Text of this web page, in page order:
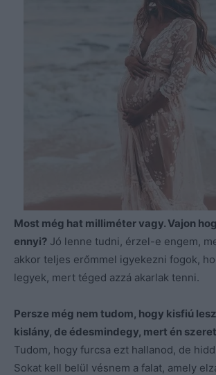
Most még hat milliméter vagy. Vajon
ennyi? Jó lenne tudni, érzel-e engem,
akkor teljes erőmmel igyekezni fogok,
legyek, mert téged azzá akarlak tenni.
Persze még nem tudom, hogy kisfiú
kislány, de édesmindegy, mert én
Tudom, hogy furcsa ezt hallanod, de
Sokat kell belül vésnem a falat, amely